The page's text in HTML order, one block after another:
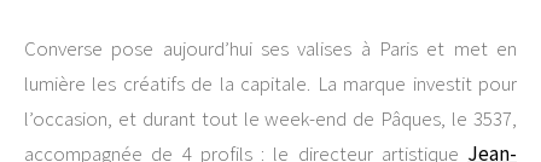
Converse pose aujourd’hui ses valises à Paris et met en
lumière les créatifs de la capitale. La marque investit pour
l’occasion, et durant tout le week-end de Pâques, le 3537,
accompagnée de 4 profils : le directeur artistique Jean-